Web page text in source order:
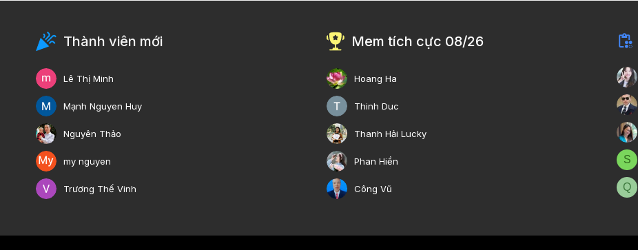
Thành viên mới
Lê Thị Minh
Mạnh Nguyen Huy
Nguyên Thảo
my nguyen
Trương Thế Vinh
Mem tích cực 08/26
Hoang Ha
Thinh Duc
Thanh Hải Lucky
Phan Hiền
Công Vũ
S
Q